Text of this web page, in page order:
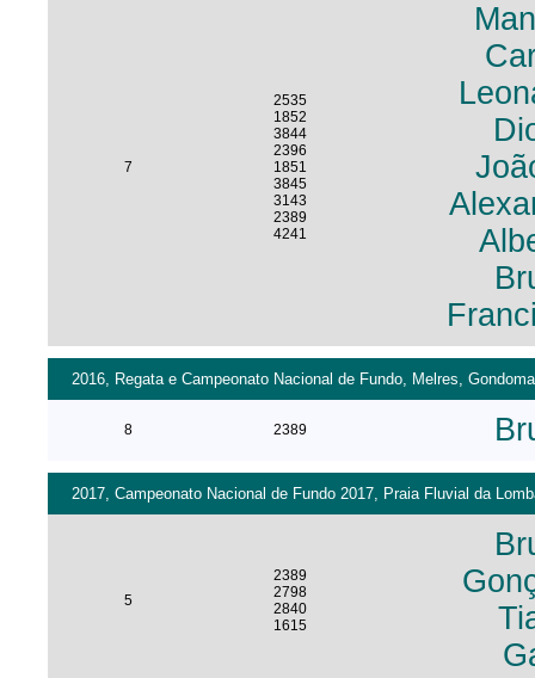
7
2535
1852
3844
2396
1851
3845
3143
2389
4241
2016, Regata e Campeonato Nacional de Fundo, Melres,
8 2389
2017, Campeonato Nacional de Fundo 2017, Praia Fluvial da
5
2389
2798
2840
1615